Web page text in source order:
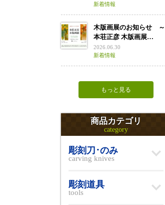
新着情報
木版画展のお知らせ ～
本荘正彦 木版画展…
2026.06.30
新着情報
もっと見る
商品カテゴリ
category
彫刻刀･のみ
carving knives
彫刻道具
tools